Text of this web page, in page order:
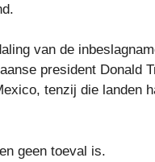
van de
president Donald
tenzij die landen
geen toeval is.